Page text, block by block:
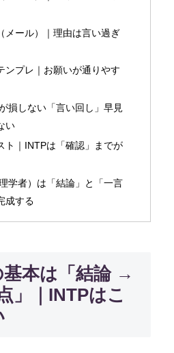
メール）｜理由は言い過ぎ
ンプレ｜お願いが通りやす
損しない「言い回し」早見
い
ト｜INTPは「確認」までが
学者）は「結論」と「一言
成する
基本は「結論 →
」｜INTPはこ